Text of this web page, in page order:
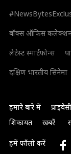
बॉक्स ऑफिस
लेटेस्ट स्मार्टफोन्स
दक्षिण भारतीय सिनेमा
हमारे बारे में
शिकायत
खबरें
हमें फॉलो करें